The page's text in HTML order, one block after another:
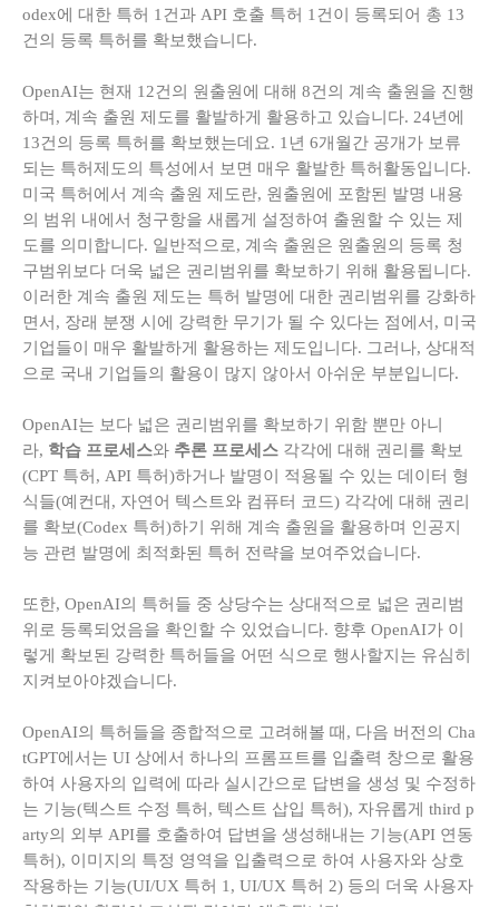
odex에 대한 특허 1건과 API 호출 특허 1건이 등록되어 총 13
건의 등록 특허를 확보했습니다.
OpenAI는 현재 12건의 원출원에 대해 8건의 계속 출원을 진행
하며, 계속 출원 제도를 활발하게 활용하고 있습니다. 24년에
13건의 등록 특허를 확보했는데요. 1년 6개월간 공개가 보류
되는 특허제도의 특성에서 보면 매우 활발한 특허활동입니다.
미국 특허에서 계속 출원 제도란, 원출원에 포함된 발명 내용
의 범위 내에서 청구항을 새롭게 설정하여 출원할 수 있는 제
도를 의미합니다. 일반적으로, 계속 출원은 원출원의 등록 청
구범위보다 더욱 넓은 권리범위를 확보하기 위해 활용됩니다.
이러한 계속 출원 제도는 특허 발명에 대한 권리범위를 강화하
면서, 장래 분쟁 시에 강력한 무기가 될 수 있다는 점에서, 미국
기업들이 매우 활발하게 활용하는 제도입니다. 그러나, 상대적
으로 국내 기업들의 활용이 많지 않아서 아쉬운 부분입니다.
OpenAI는 보다 넓은 권리범위를 확보하기 위함 뿐만 아니
라, 학습 프로세스와 추론 프로세스 각각에 대해 권리를 확보
(CPT 특허, API 특허)하거나 발명이 적용될 수 있는 데이터 형
식들(예컨대, 자연어 텍스트와 컴퓨터 코드) 각각에 대해 권리
를 확보(Codex 특허)하기 위해 계속 출원을 활용하며 인공지
능 관련 발명에 최적화된 특허 전략을 보여주었습니다.
또한, OpenAI의 특허들 중 상당수는 상대적으로 넓은 권리범
위로 등록되었음을 확인할 수 있었습니다. 향후 OpenAI가 이
렇게 확보된 강력한 특허들을 어떤 식으로 행사할지는 유심히
지켜보아야겠습니다.
OpenAI의 특허들을 종합적으로 고려해볼 때, 다음 버전의 Cha
tGPT에서는 UI 상에서 하나의 프롬프트를 입출력 창으로 활용
하여 사용자의 입력에 따라 실시간으로 답변을 생성 및 수정하
는 기능(텍스트 수정 특허, 텍스트 삽입 특허), 자유롭게 third p
arty의 외부 API를 호출하여 답변을 생성해내는 기능(API 연동
특허), 이미지의 특정 영역을 입출력으로 하여 사용자와 상호
작용하는 기능(UI/UX 특허 1, UI/UX 특허 2) 등의 더욱 사용자